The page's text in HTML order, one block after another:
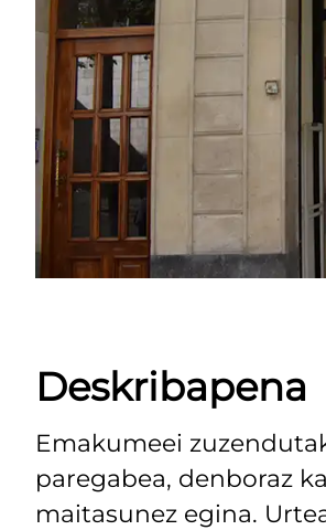
Deskribapena
Emakumeei
paregabea, denboraz
maitasunez egina.